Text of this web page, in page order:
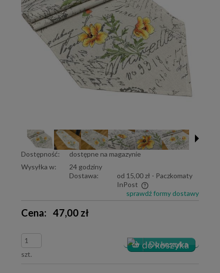
Dostępność:
dostępne na magazynie
Wysyłka w:
24 godziny
Dostawa:
od 15,00 zł - Paczkomaty
InPost
Cena nie zawiera ewentualnych kosztów płatności
sprawdź formy dostawy
Cena: 47,00 zł
szt.